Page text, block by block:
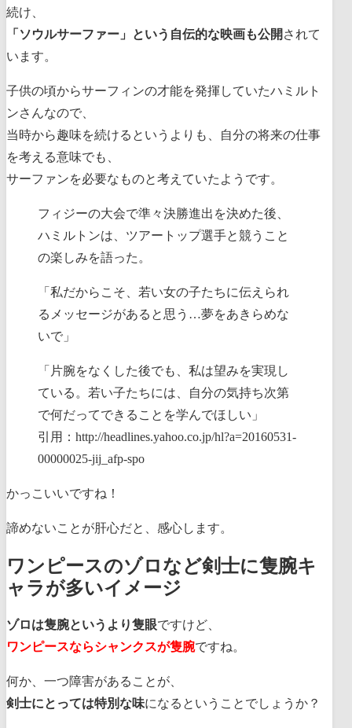
続け、
「ソウルサーファー」という自伝的な映画も公開 されて
います。
子供の頃からサーフィンの才能を発揮していたハミルト
ンさんなので、
当時から趣味を続けるというよりも、自分の将来の仕事
を考える意味でも、
サーファンを必要なものと考えていたようです。
フィジーの大会で準々決勝進出を決めた後、
ハミルトンは、ツアートップ選手と競うこと
の楽しみを語った。
「私だからこそ、若い女の子たちに伝えられ
るメッセージがあると思う…夢をあきらめな
いで」
「片腕をなくした後でも、私は望みを実現し
ている。若い子たちには、自分の気持ち次第
で何だってできることを学んでほしい」
引用：http://headlines.yahoo.co.jp/hl?a=20160531-
00000025-jij_afp-spo
かっこいいですね！
諦めないことが肝心だと、感心します。
ワンピースのゾロなど剣士に隻腕キ
ャラが多いイメージ
ゾロは隻腕というより隻眼ですけど、
ワンピースならシャンクスが隻腕ですね。
何か、一つ障害があることが、
剣士にとっては特別な味になるということでしょうか？